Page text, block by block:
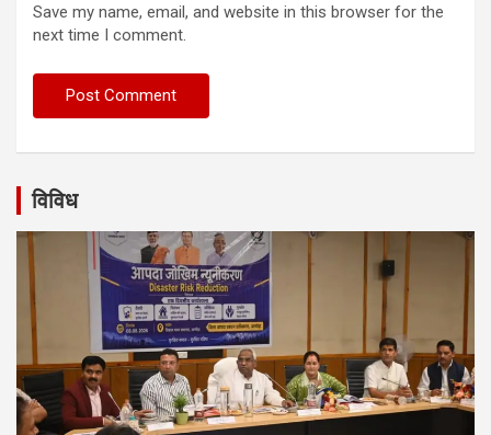
Save my name, email, and website in this browser for the
next time I comment.
विविध